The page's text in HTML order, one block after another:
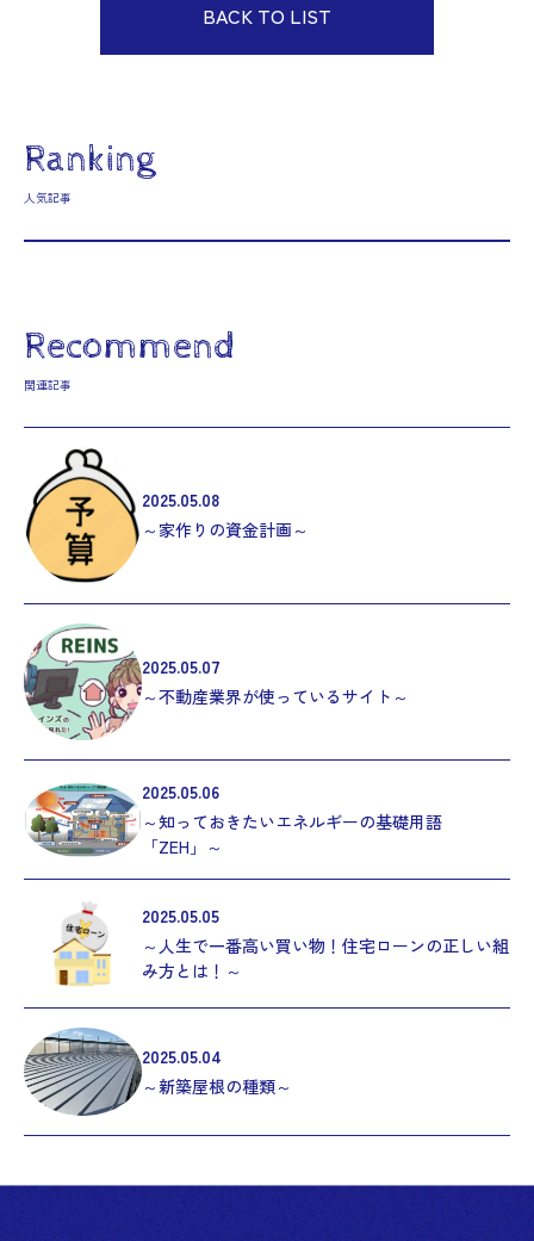
BACK TO LIST
Ranking
人気記事
Recommend
関連記事
2025.05.08
～家作りの資金計画～
2025.05.07
～不動産業界が使っているサイト～
2025.05.06
～知っておきたいエネルギーの基礎用語
「ZEH」～
2025.05.05
～人生で一番高い買い物！住宅ローンの正しい組
み方とは！～
2025.05.04
～新築屋根の種類～